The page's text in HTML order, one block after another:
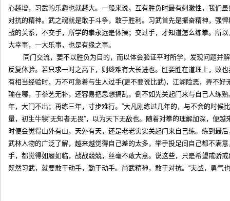
心越增，习武的乐趣也就越大。一般来说，互有胜负时最有刺激性，我们
对抗的精神。武之魂就是敢于斗争，敢于胜利。习武首先是振奋精神，强
战的关系，不交手，所学的拳永远是体操；交过手，才知道怎么练拳。所
大幸事，一大乐事，也是有缘之事。
同门交流，要不以胜负为目的，而以体会验证平时所学，发现问题并
反复体验。若只求一时之高下，则终难有大长进也。胜要胜在道理上，败
有相当经验时，万不可急着与生人过手(更不要说比武)，江湖险恶，弄不
输在哪，于拳艺无补，还容易把思想搞乱，倒不如先关起门来与自己人练
年，大门不出；再练三年，寸步难行。”大凡刚练过几年的，与不会的时候
量，初生牛犊“无知者无畏”，以为天下无敌也。随着对拳的理解加深，便
时便会觉得山外有山，天外有天，还是老老实实关起门来自己练。练到最
武林人物的广泛了解，越来越觉得自己差的太多，举手投足间自己都不满
手，都觉得如履如临，战战兢兢，丝毫不敢大意。说这些，只是希望戒骄
既然习武，就要敢于动手，勤于动手。尚武精神，敢于对抗。“夫战，勇气